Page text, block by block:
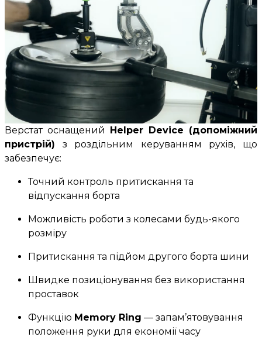
Верстат оснащений Helper Device (допоміжний
пристрій) з роздільним керуванням рухів, що
забезпечує:
Точний контроль притискання та
відпускання борта
Можливість роботи з колесами будь-якого
розміру
Притискання та підйом другого борта шини
Швидке позиціонування без використання
проставок
Функцію Memory Ring — запам’ятовування
положення руки для економії часу